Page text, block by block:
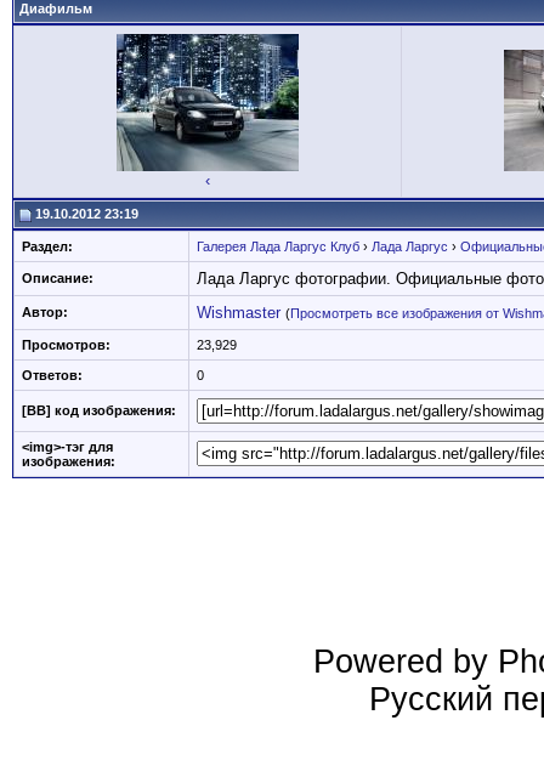
Диафильм
‹
19.10.2012 23:19
Раздел: Галерея Лада Ларгус Клуб › Лада Ларгус ›
Описание: Лада Ларгус фотографии. Официальные фото
Автор: Wishmaster (Просмотреть все изображения от
Просмотров: 23,929
Ответов: 0
[BB] код изображения:
<img>-тэг для
изображения:
Powered by
Русский